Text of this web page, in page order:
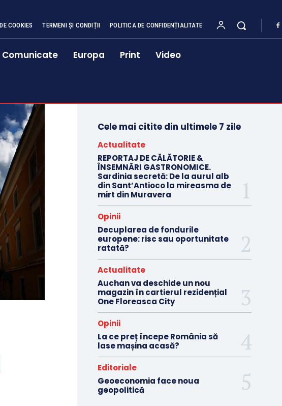
COOKIES TERMENI ȘI CONDIȚII POLITICA DE CONFIDENȚIALITATE
Comunicate Europa Print Video
Cele mai citite din ultimele 7 zile
Actualitate
REPORTAJ DE CĂLĂTORIE &
ÎNSEMNĂRI GASTRONOMICE.
Sardinia secretă: De la aurul alb
din Sant’Antioco la mireasma de
mirt din Muravera
Opinii
Decuplarea de fondurile
europene: risc sau oportunitate
ratată?
Actualitate
Auchan va deschide un nou
magazin în cartierul rezidențial
One Floreasca City
Opinii
La ce preț începe România să
lase mașina acasă?
Editoriale
Geoeconomia face noua
geopolitică